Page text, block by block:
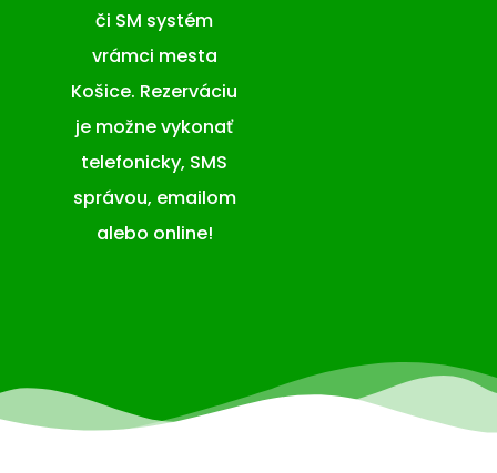
či SM systém
vrámci mesta
Košice. Rezerváciu
je možne vykonať
telefonicky, SMS
správou, emailom
alebo online!